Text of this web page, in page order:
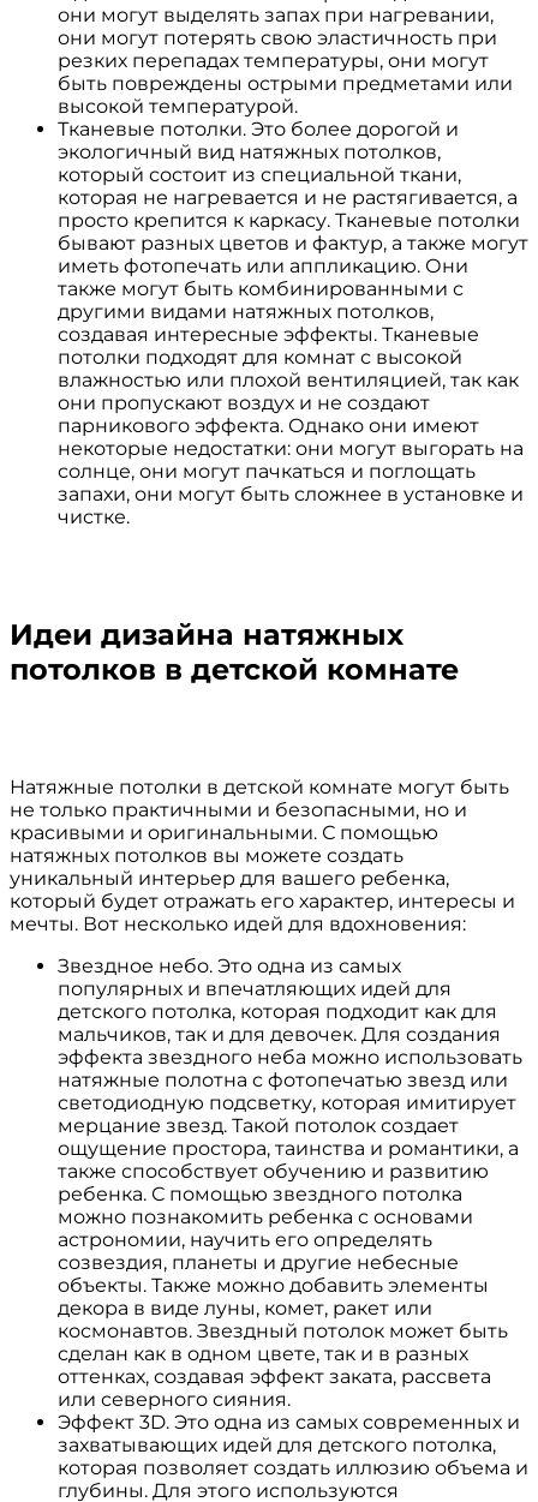
они могут выделять запах при нагревании,
они могут потерять свою эластичность при
резких перепадах температуры, они могут
быть повреждены острыми предметами или
высокой температурой.
Тканевые потолки. Это более дорогой и
экологичный вид натяжных потолков,
который состоит из специальной ткани,
которая не нагревается и не растягивается, а
просто крепится к каркасу. Тканевые потолки
бывают разных цветов и фактур, а также могут
иметь фотопечать или аппликацию. Они
также могут быть комбинированными с
другими видами натяжных потолков,
создавая интересные эффекты. Тканевые
потолки подходят для комнат с высокой
влажностью или плохой вентиляцией, так как
они пропускают воздух и не создают
парникового эффекта. Однако они имеют
некоторые недостатки: они могут выгорать на
солнце, они могут пачкаться и поглощать
запахи, они могут быть сложнее в установке и
чистке.
Идеи дизайна натяжных
потолков в детской комнате
Натяжные потолки в детской комнате могут быть
не только практичными и безопасными, но и
красивыми и оригинальными. С помощью
натяжных потолков вы можете создать
уникальный интерьер для вашего ребенка,
который будет отражать его характер, интересы и
мечты. Вот несколько идей для вдохновения:
Звездное небо. Это одна из самых
популярных и впечатляющих идей для
детского потолка, которая подходит как для
мальчиков, так и для девочек. Для создания
эффекта звездного неба можно использовать
натяжные полотна с фотопечатью звезд или
светодиодную подсветку, которая имитирует
мерцание звезд. Такой потолок создает
ощущение простора, таинства и романтики, а
также способствует обучению и развитию
ребенка. С помощью звездного потолка
можно познакомить ребенка с основами
астрономии, научить его определять
созвездия, планеты и другие небесные
объекты. Также можно добавить элементы
декора в виде луны, комет, ракет или
космонавтов. Звездный потолок может быть
сделан как в одном цвете, так и в разных
оттенках, создавая эффект заката, рассвета
или северного сияния.
Эффект 3D. Это одна из самых современных и
захватывающих идей для детского потолка,
которая позволяет создать иллюзию объема и
глубины. Для этого используются